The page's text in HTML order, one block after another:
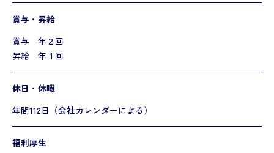
賞与・昇給
賞与 年２回
昇給 年１回
休日・休暇
年間112日（会社カレンダーによる）
福利厚生